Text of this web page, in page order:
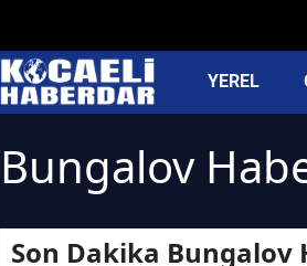
YEREL
Bungalov
Son Dakika Bungalov